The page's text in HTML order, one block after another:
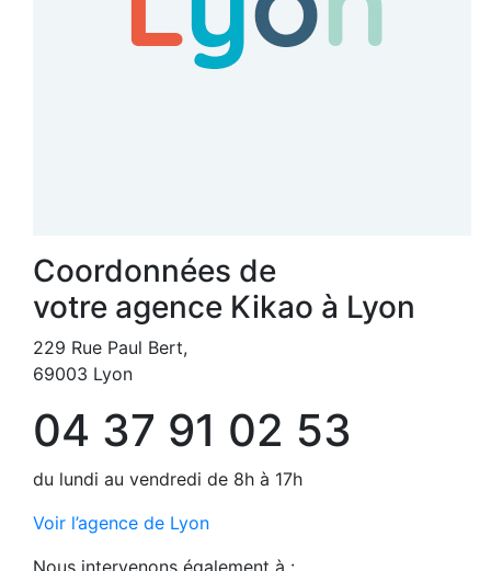
Coordonnées de
votre agence Kikao à Lyon
229 Rue Paul Bert,
69003 Lyon
04 37 91 02 53
du lundi au vendredi de 8h à 17h
Voir l’agence de Lyon
Nous intervenons également à :